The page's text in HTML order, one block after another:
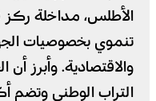
الأطلس، مداخلة ركز
تنموي بخصوصيات